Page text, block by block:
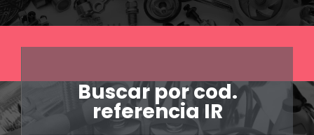
Buscar por cod.
referencia IR